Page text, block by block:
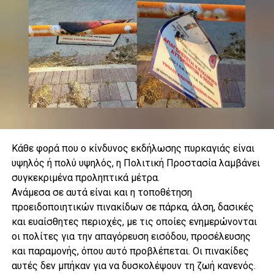
.
.
Κάθε φορά που ο κίνδυνος εκδήλωσης πυρκαγιάς είναι
υψηλός ή πολύ υψηλός, η Πολιτική Προστασία λαμβάνει
συγκεκριμένα προληπτικά μέτρα.
Ανάμεσα σε αυτά είναι και η τοποθέτηση
προειδοποιητικών πινακίδων σε πάρκα, άλση, δασικές
και ευαίσθητες περιοχές, με τις οποίες ενημερώνονται
οι πολίτες για την απαγόρευση εισόδου, προσέλευσης
και παραμονής, όπου αυτό προβλέπεται. Οι πινακίδες
αυτές δεν μπήκαν για να δυσκολέψουν τη ζωή κανενός.